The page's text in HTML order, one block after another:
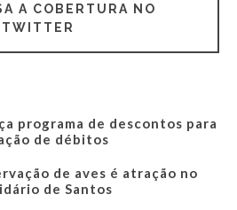
A COBERTURA NO
TWITTER
programa de descontos para
de débitos
de aves é atração no
de Santos